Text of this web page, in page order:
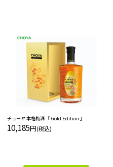
チョーヤ 本格梅酒 『 Gold Edition 』
10,185円(税込)